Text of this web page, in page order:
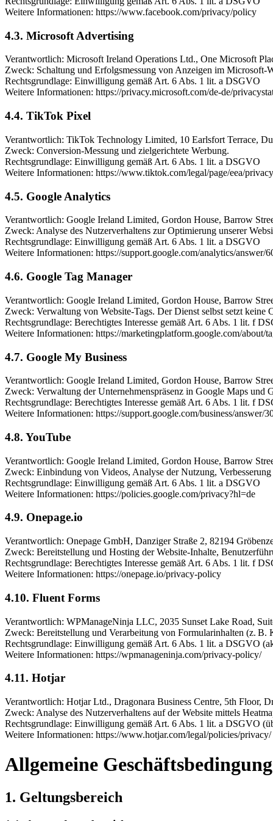
Weitere Informationen: https://www.facebook.com/privacy/policy
4.3. Microsoft Advertising
Verantwortlich: Microsoft Ireland Operations Ltd., One Microsoft
Zweck: Schaltung und Erfolgsmessung von Anzeigen im Microsoft-
Rechtsgrundlage: Einwilligung gemäß Art. 6 Abs. 1 lit. a DSGVO
Weitere Informationen: https://privacy.microsoft.com/de-de/
4.4. TikTok Pixel
Verantwortlich: TikTok Technology Limited, 10 Earlsfort Terrace,
Zweck: Conversion-Messung und zielgerichtete Werbung.
Rechtsgrundlage: Einwilligung gemäß Art. 6 Abs. 1 lit. a DSGVO
Weitere Informationen: https://www.tiktok.com/legal/page/eea/
4.5. Google Analytics
Verantwortlich: Google Ireland Limited, Gordon House, Barrow
Zweck: Analyse des Nutzerverhaltens zur Optimierung unserer
Rechtsgrundlage: Einwilligung gemäß Art. 6 Abs. 1 lit. a DSGVO
Weitere Informationen: https://support.google.com/analytics/answer/
4.6. Google Tag Manager
Verantwortlich: Google Ireland Limited, Gordon House, Barrow
Zweck: Verwaltung von Website-Tags. Der Dienst selbst setzt keine
Rechtsgrundlage: Berechtigtes Interesse gemäß Art. 6 Abs. 1 lit. f
Weitere Informationen: https://marketingplatform.google.com/about/
4.7. Google My Business
Verantwortlich: Google Ireland Limited, Gordon House, Barrow
Zweck: Verwaltung der Unternehmenspräsenz in Google Maps und
Rechtsgrundlage: Berechtigtes Interesse gemäß Art. 6 Abs. 1 lit. f
Weitere Informationen: https://support.google.com/business/answer/
4.8. YouTube
Verantwortlich: Google Ireland Limited, Gordon House, Barrow
Zweck: Einbindung von Videos, Analyse der Nutzung,
Rechtsgrundlage: Einwilligung gemäß Art. 6 Abs. 1 lit. a DSGVO
Weitere Informationen: https://policies.google.com/privacy?hl=de
4.9. Onepage.io
Verantwortlich: Onepage GmbH, Danziger Straße 2, 82194
Zweck: Bereitstellung und Hosting der Website-Inhalte,
Rechtsgrundlage: Berechtigtes Interesse gemäß Art. 6 Abs. 1 lit. f
Weitere Informationen: https://onepage.io/privacy-policy
4.10. Fluent Forms
Verantwortlich: WPManageNinja LLC, 2035 Sunset Lake Road,
Zweck: Bereitstellung und Verarbeitung von Formularinhalten (z. B.
Rechtsgrundlage: Einwilligung gemäß Art. 6 Abs. 1 lit. a DSGVO
Weitere Informationen: https://wpmanageninja.com/privacy-policy/
4.11. Hotjar
Verantwortlich: Hotjar Ltd., Dragonara Business Centre, 5th Floor,
Zweck: Analyse des Nutzerverhaltens auf der Website mittels
Rechtsgrundlage: Einwilligung gemäß Art. 6 Abs. 1 lit. a DSGVO
Weitere Informationen: https://www.hotjar.com/legal/policies/privacy/
Allgemeine
1. Geltungsbereich